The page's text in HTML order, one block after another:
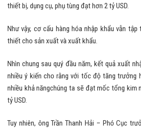
thiết bị, dụng cụ, phụ tùng đạt hơn 2 tỷ USD.
Như vậy, cơ cấu hàng hóa nhập khẩu vẫn
thiết cho sản xuất và xuất khẩu.
Nhìn chung sau quý đầu năm, kết quả xuất
nhiều ý kiến cho rằng với tốc độ tăng trưởng
nhiều khả năngchúng ta sẽ đạt mốc tổng kim
tỷ USD.
Tuy nhiên, ông Trần Thanh Hải – Phó Cục